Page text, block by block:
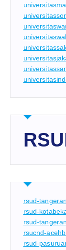
rsud-
rsud-
rsud-
rsucnd-
rsud-